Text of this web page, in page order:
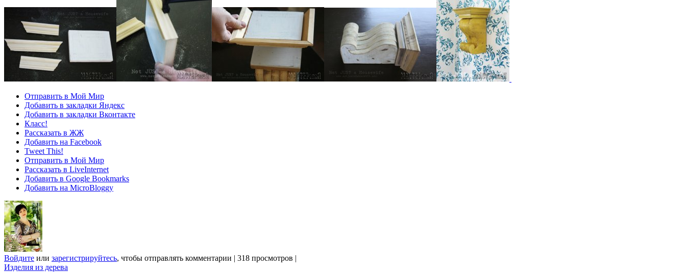
Отправить в Мой Мир
Добавить в закладки Яндекс
Добавить в закладки Вконтакте
Класс!
Рассказать в ЖЖ
Добавить на Facebook
Tweet This!
Отправить в Мой Мир
Рассказать в LiveInternet
Добавить в Google Bookmarks
Добавить на MicroBloggy
Войдите или зарегистрируйтесь, чтобы отправлять комментарии | 318 просмотров |
Изделия из дерева